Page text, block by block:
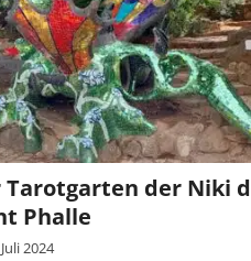
Tarotgarten der Niki
Phalle
2024